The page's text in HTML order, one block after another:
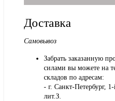
Доставка
Самовывоз
Забрать заказанную
силами вы можете на
складов по адресам:
- г. Санкт-Петербург,
лит.З.